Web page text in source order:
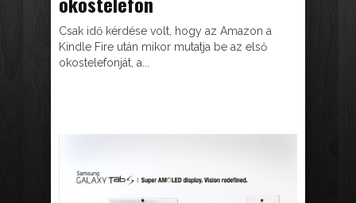
Csak idő kérdése volt, hogy az Amazon a
Kindle Fire után mikor mutatja be az első
okostelefonját, a...